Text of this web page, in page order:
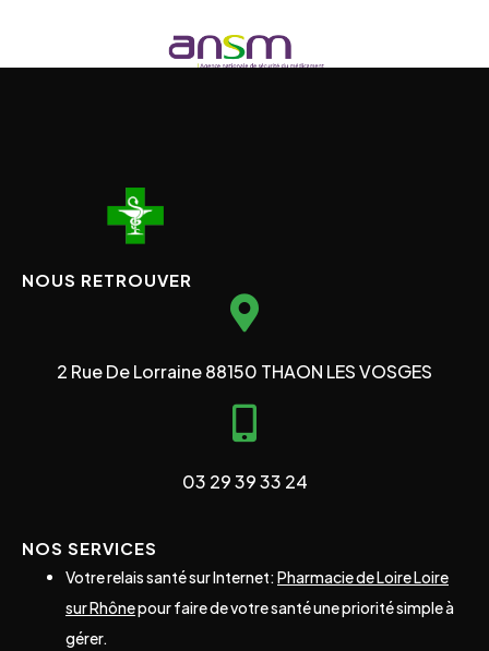
NOUS RETROUVER
2 Rue De Lorraine 88150 THAON LES VOSGES
03 29 39 33 24
NOS SERVICES
Votre relais santé sur Internet: Pharmacie de Loire Loire
sur Rhônepour faire de votre santé une priorité simple à
gérer.